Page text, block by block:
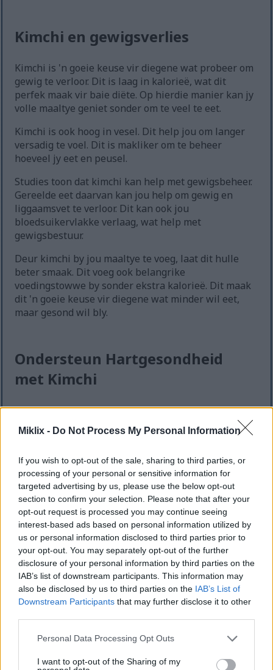
Miklix - Do Not Process My Personal Information
If you wish to opt-out of the sale, sharing to third parties, or
processing of your personal or sensitive information for
targeted advertising by us, please use the below opt-out
section to confirm your selection. Please note that after your
opt-out request is processed you may continue seeing
interest-based ads based on personal information utilized by
us or personal information disclosed to third parties prior to
your opt-out. You may separately opt-out of the further
disclosure of your personal information by third parties on the
IAB’s list of downstream participants. This information may
also be disclosed by us to third parties on the IAB’s List of
Downstream Participants that may further disclose it to other
Please note that this website/app uses one or more Google
not limited to your visit or usage behaviour. You may click to
Personal Data Processing Opt Outs
I want to opt-out of the Sharing of my
Kimchi en gewigsverlies
Kimchi is 'n goeie keuse vir diegene wat probeer om
gewig te verloor. Dit is laag in kalorieë, wat dit
perfek maak vir baie diëte. Op hierdie manier kan jy
volle maaltye geniet sonder om te veel te eet.
Kimchi is ook hoog in vesel. Dit help jou om langer
versadig te voel. Dit is makliker om te beheer
hoeveel jy eet en peusel.
Studies toon dat kimchi kan help met gewigsbeheer.
Gereelde eet daarvan kan jou help om gewig en
liggaamsvet te verloor. Dit kan ook jou
bloedsuikervlakke verlaag, wat help met
gewigsbestuur.
Deur kimchi by jou maaltye te voeg, laat dit hulle
beter smaak. Dit voeg ook belangrike
voedingstowwe by sonder ekstra kalorieë. Dit maak
dit 'n goeie keuse vir diegene wat minder wil eet,
maar gesond wil bly.
Ondersteun Hartgesondheid
met Kimchi
Kimchi is wonderlik vir jou hartgesondheid. Dis 'n
smaaklike toevoeging tot enige maaltyd. Gereelde
eet van kimchi kan help om jou cholesterolvlakke
Studies toon dat kimchi se mengsel van
gefermenteerde groente en speserye goed is vir jou
hart. Dit het ook anti-inflammatoriese eienskappe.
Dit help om bloeddruk te verlaag en hartgesondheid
te ondersteun.
Deur kimchi by jou maaltye te voeg, kan dit hulle
meer smaaklik maak. Dit gee jou ook belangrike
voedingstowwe vir algehele gesondheid. Hier is 'n
paar belangrike voordele van kimchi vir jou hart:
Verbeter algehele lipiedprofiele